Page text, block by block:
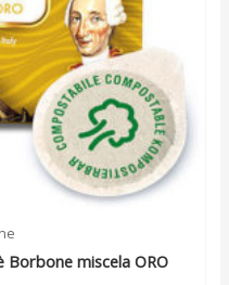
Borbone miscela ORO